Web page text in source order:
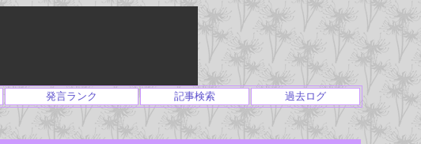
発言ランク 記事検索 過去ログ